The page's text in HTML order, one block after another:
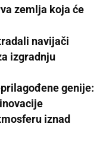
zemlja koja će
navijači
izgradnju
genije:
iznad